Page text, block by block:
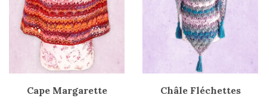
Cape Margarette Châle Fléchettes